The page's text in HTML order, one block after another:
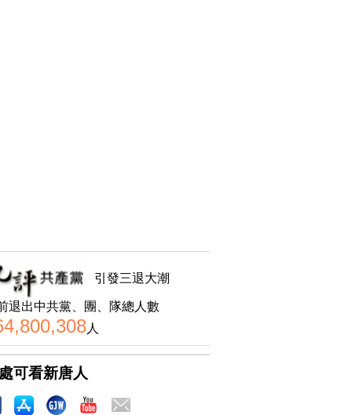
引發三退大潮
退出中共黨、團、隊總人數
人
可看新唐人